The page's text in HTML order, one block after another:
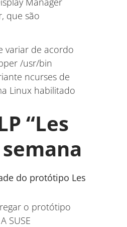
que são
variar de acordo
/usr/bin
ncurses de
Linux habilitado
“Les
do protótipo Les
o protótipo
SUSE